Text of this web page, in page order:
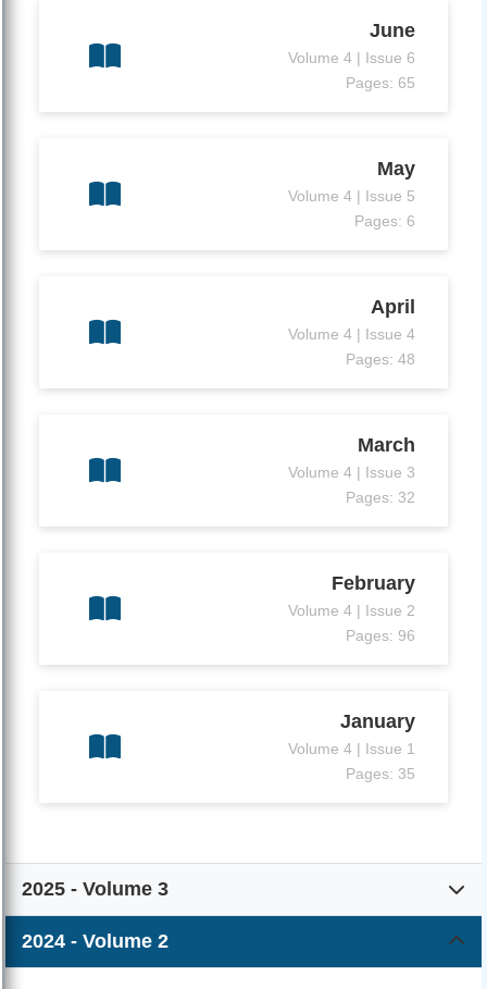
June
Volume 4 | Issue 6
Pages: 65
May
Volume 4 | Issue 5
Pages: 6
April
Volume 4 | Issue 4
Pages: 48
March
Volume 4 | Issue 3
Pages: 32
February
Volume 4 | Issue 2
Pages: 96
January
Volume 4 | Issue 1
Pages: 35
2025 - Volume 3
2024 - Volume 2